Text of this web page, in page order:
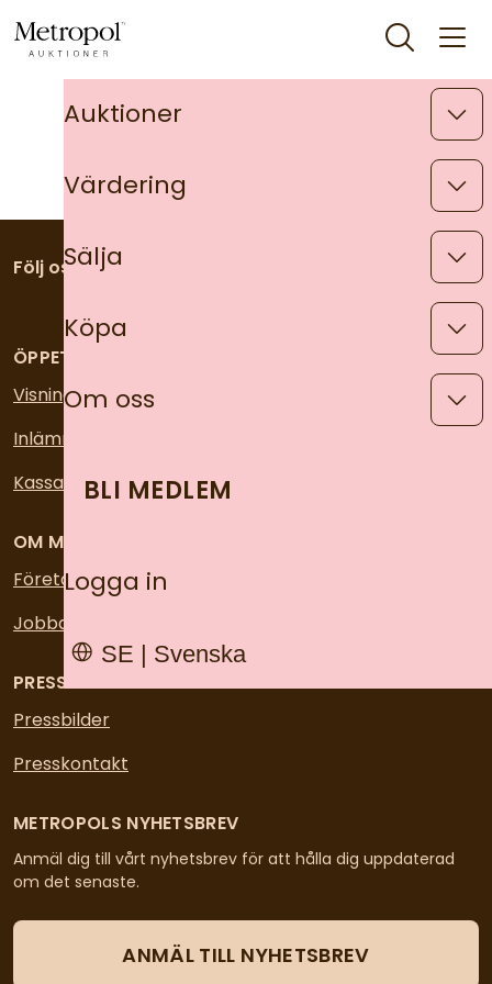
Auktioner
Värdering
Sälja
Köpa
Om oss
BLI MEDLEM
Logga in
SE | Svenska
Följ oss på INSTAGRAM
ÖPPETTIDER
Visning
Inlämning och värdering
Kassa och utlämning
OM METROPOL
Företaget
Jobba på Metropol
PRESS OCH NYHETER
Pressbilder
Presskontakt
METROPOLS NYHETSBREV
Anmäl dig till vårt nyhetsbrev för att hålla dig uppdaterad
om det senaste.
ANMÄL TILL NYHETSBREV